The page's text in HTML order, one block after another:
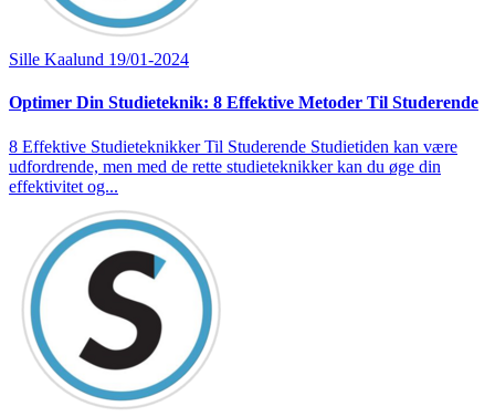
Sille Kaalund 19/01-2024
Optimer Din Studieteknik: 8 Effektive Metoder Til Studerende
8 Effektive Studieteknikker Til Studerende Studietiden kan være
udfordrende, men med de rette studieteknikker kan du øge din
effektivitet og...